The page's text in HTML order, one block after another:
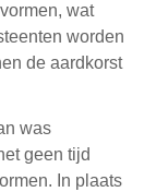
wat
worden
de aardkorst
was
geen tijd
In plaats